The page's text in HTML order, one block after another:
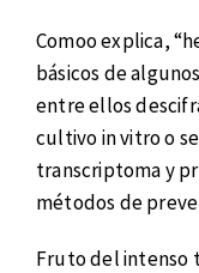
Comoo explica,
básicos de
entre ellos
cultivo in vitro o
transcriptoma y
métodos de
Fruto del intenso